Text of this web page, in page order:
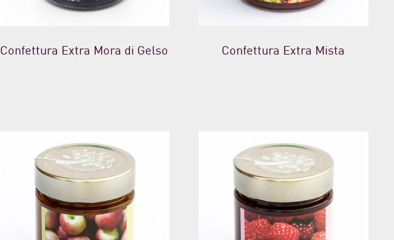
Confettura Extra Mora di Gelso Confettura Extra Mista